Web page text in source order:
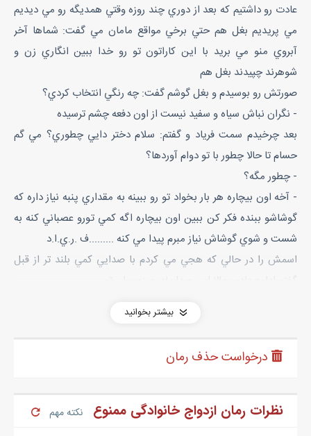
عادت رو داشتيم كه بعد از دوري چند روزه وقتي همديگه رو مي ديديم
مي پريديم بغل هم حتي برخي مواقع مامان مي گفت: شماها آخر
آبروي منو مي بريد با اين كاراتون تو رو خدا ببين انگاري زن و
شوهرند چپيدند بغل هم
صورتش رو بوسيدم و بغل گوشم گفت: چه رنگي انتخاب كردي؟
- نگران نباش سياه و سفيد نيست از اون دفعه چشم ترسيده
بعد چرخيدم سمت فرياد و گفتم: سلام دختر دايي چطوري؟ مي گم
حسام تا حالا چطور با تو دوام آوردها؟
- چطور مگه؟
- آخه اون بيچاره هر بار بخواد تو رو ببينه به مقداري پنبه نياز داره كه
گوشاشو ببنده فكر كن ببين اون بيچاره اگه كمي تورو عصباني كنه به
شست و شوي گوشاش نياز مبرم پيدا مي كنه .........ف .ر.ي.ا.د
اسمش را در حالي كه هجي مي كردم با صدايي كمي بلند تر از قبل
- دارم با حسام اظهار همدردي مي كنم
افتاد و ايستاد كنار صندلي كه صدا نشسته بود
- چرا داد مي زني؟ مگه جاي تورا گرفتم؟
بیشتر بخوانید
نظرات رمان ازدواج خانوادگی ممنوع نکته مهم